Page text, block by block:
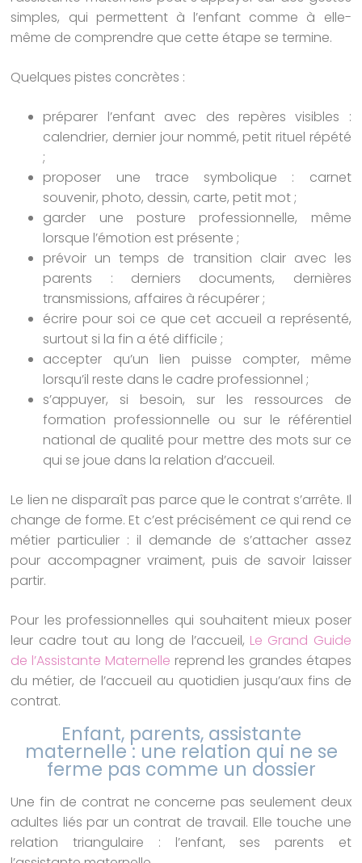
simples, qui permettent à l’enfant comme à elle-
même de comprendre que cette étape se termine.
Quelques pistes concrètes :
préparer l’enfant avec des repères visibles :
calendrier, dernier jour nommé, petit rituel répété
;
proposer une trace symbolique : carnet
souvenir, photo, dessin, carte, petit mot ;
garder une posture professionnelle, même
lorsque l’émotion est présente ;
prévoir un temps de transition clair avec les
parents : derniers documents, dernières
transmissions, affaires à récupérer ;
écrire pour soi ce que cet accueil a représenté,
surtout si la fin a été difficile ;
accepter qu’un lien puisse compter, même
lorsqu’il reste dans le cadre professionnel ;
s’appuyer, si besoin, sur les ressources de
formation professionnelle ou sur le référentiel
national de qualité pour mettre des mots sur ce
qui se joue dans la relation d’accueil.
Le lien ne disparaît pas parce que le contrat s’arrête. Il
change de forme. Et c’est précisément ce qui rend ce
métier particulier : il demande de s’attacher assez
pour accompagner vraiment, puis de savoir laisser
partir.
Pour les professionnelles qui souhaitent mieux poser
leur cadre tout au long de l’accueil, Le Grand Guide
de l’Assistante Maternelle reprend les grandes étapes
du métier, de l’accueil au quotidien jusqu’aux fins de
contrat.
Enfant, parents, assistante
maternelle : une relation qui ne se
ferme pas comme un dossier
Une fin de contrat ne concerne pas seulement deux
adultes liés par un contrat de travail. Elle touche une
relation triangulaire : l’enfant, ses parents et